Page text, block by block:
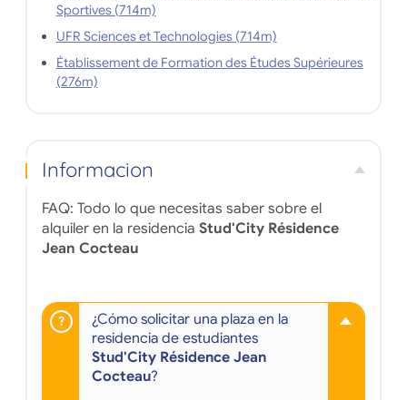
Sportives (714m)
UFR Sciences et Technologies (714m)
Établissement de Formation des Études Supérieures
(276m)
Informacion
FAQ: Todo lo que necesitas saber sobre el
alquiler en la residencia Stud'City Résidence
Jean Cocteau
¿Cómo solicitar una plaza en la
residencia de estudiantes
Stud'City Résidence Jean
Cocteau?